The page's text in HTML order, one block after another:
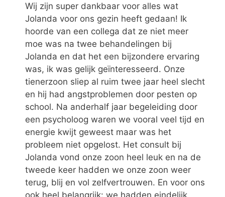
Wij zijn super dankbaar voor alles wat
Jolanda voor ons gezin heeft gedaan! Ik
hoorde van een collega dat ze niet meer
moe was na twee behandelingen bij
Jolanda en dat het een bijzondere ervaring
was, ik was gelijk geïnteresseerd. Onze
tienerzoon sliep al ruim twee jaar heel slecht
en hij had angstproblemen door pesten op
school. Na anderhalf jaar begeleiding door
een psycholoog waren we vooral veel tijd en
energie kwijt geweest maar was het
probleem niet opgelost. Het consult bij
Jolanda vond onze zoon heel leuk en na de
tweede keer hadden we onze zoon weer
terug, blij en vol zelfvertrouwen. En voor ons
ook heel belangrijk: we hadden eindelijk